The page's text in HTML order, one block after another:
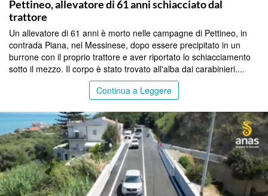
Pettineo, allevatore di 61 anni schiacciato dal
trattore
Un allevatore di 61 anni è morto nelle campagne di Pettineo, in
contrada Piana, nel Messinese, dopo essere precipitato in un
burrone con il proprio trattore e aver riportato lo schiacciamento
sotto il mezzo. Il corpo è stato trovato all'alba dai carabinieri....
Continua a Leggere